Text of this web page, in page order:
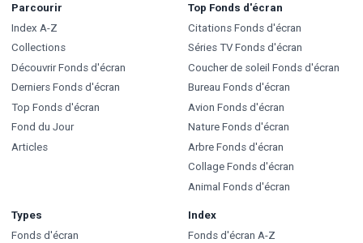
Parcourir
Index A-Z
Collections
Découvrir Fonds d'écran
Derniers Fonds d'écran
Top Fonds d'écran
Fond du Jour
Articles
Top Fonds d'écran
Citations Fonds d'écran
Séries TV Fonds d'écran
Coucher de soleil Fonds d'écran
Bureau Fonds d'écran
Avion Fonds d'écran
Nature Fonds d'écran
Arbre Fonds d'écran
Collage Fonds d'écran
Animal Fonds d'écran
Types
Fonds d'écran
Index
Fonds d'écran A-Z